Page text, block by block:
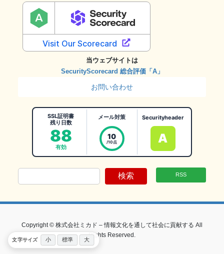
当ウェブサイトは
SecurityScorecard 総合評価「A」
お問い合わせ
SSL証明書
残り日数
88
有効
メール対策
10
/10点
Securityheader
A
検索 RSS
Copyright © 株式会社ミカド – 情報文化を通して社会に貢献する All
Rights Reserved.
文字サイズ 小 標準 大